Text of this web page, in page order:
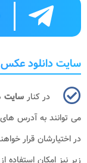
سایت دانلود عکس
در کنارسایت
می توانند به آدرس
در اختیارشان قرار
زیر نیز امکان استفاده